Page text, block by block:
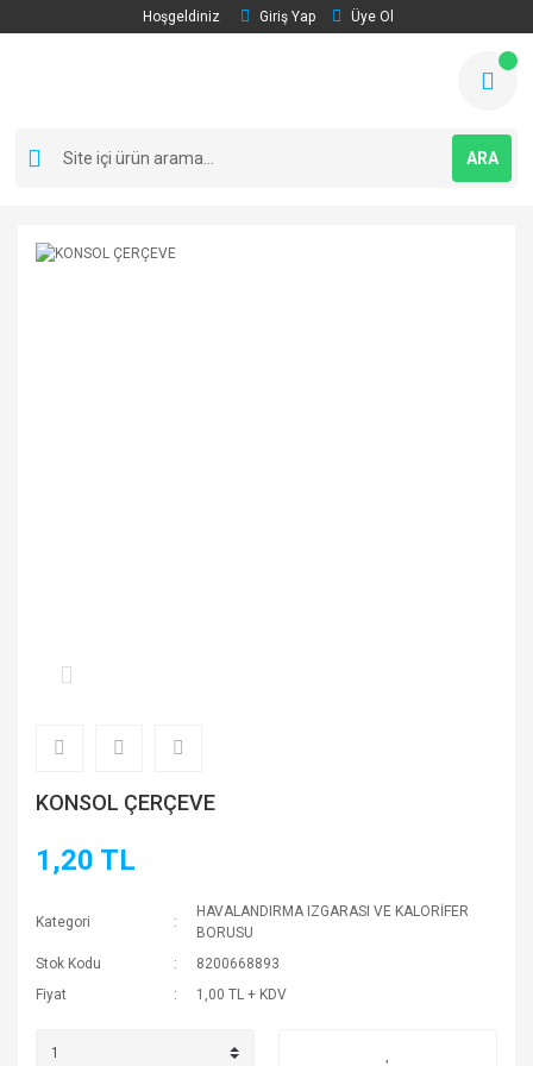
Hoşgeldiniz Giriş Yap Üye Ol
ARA
KONSOL ÇERÇEVE
1,20 TL
Kategori
HAVALANDIRMA IZGARASI VE KALORİFER
BORUSU
Stok Kodu
8200668893
Fiyat
1,00 TL + KDV